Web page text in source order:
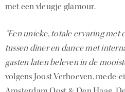
met een vleugje glamour.
“Een unieke, totale ervaring met
tussen diner en dance met
gasten laten beleven in de
volgens Joost Verhoeven, mede-